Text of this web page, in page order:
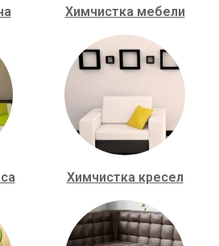
Химчистка мебели
Химчистка кресел